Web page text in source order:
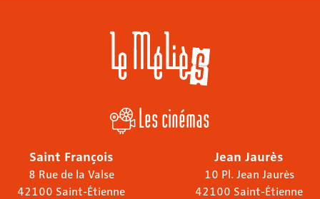
Les cinémas
Saint François
8 Rue de la Valse
42100 Saint-Étienne
Jean Jaurès
10 Pl. Jean Jaurès
42100 Saint-Étienne